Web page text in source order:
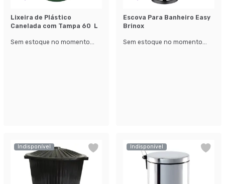
Lixeira de Plástico
Canelada com Tampa 60 L
Sem estoque no momento...
Escova Para Banheiro Easy
Brinox
Sem estoque no momento...
Indisponível Indisponível